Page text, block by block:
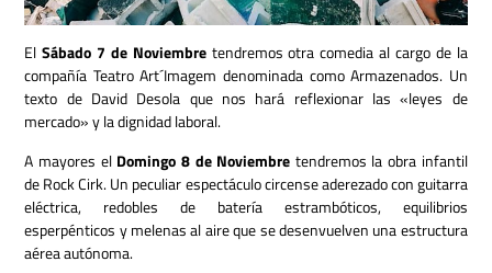
ElSábado 7 de Noviembre tendremos otra comedia al cargo de la
compañía Teatro Art´Imagem denominada comoArmazenados. Un
texto de David Desola que nos hará reflexionar las «leyes de
mercado» y la dignidad laboral.
A mayores el Domingo 8 de Noviembre tendremos la obra infantil
de Rock Cirk. Un peculiar espectáculo circense aderezado con guitarra
eléctrica, redobles de batería estrambóticos, equilibrios
esperpénticos y melenas al aire que se desenvuelven una estructura
aérea autónoma.